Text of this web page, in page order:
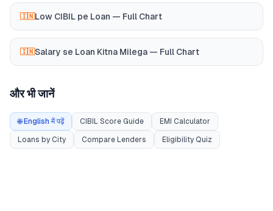
🇮🇳Low CIBIL pe Loan — Full Chart
🇮🇳Salary se Loan Kitna Milega — Full Chart
और भी जानें
🌐 English में पढ़ें CIBIL Score Guide EMI Calculator
Loans by City Compare Lenders Eligibility Quiz